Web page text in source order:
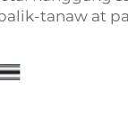
tanaw at